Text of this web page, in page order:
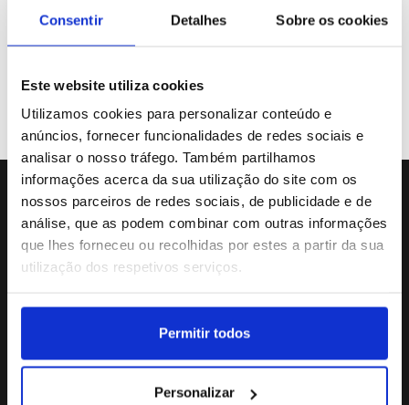
Consentir Detalhes Sobre os cookies
Este website utiliza cookies
Utilizamos cookies para personalizar conteúdo e
anúncios, fornecer funcionalidades de redes sociais e
analisar o nosso tráfego. Também partilhamos
informações acerca da sua utilização do site com os
nossos parceiros de redes sociais, de publicidade e de
análise, que as podem combinar com outras informações
que lhes forneceu ou recolhidas por estes a partir da sua
utilização dos respetivos serviços.
Permitir todos
Personalizar
Galeria de Vídeos
Sede da Agência
Rua Dr.João Couto Lote C
(+351) 217116500
Social